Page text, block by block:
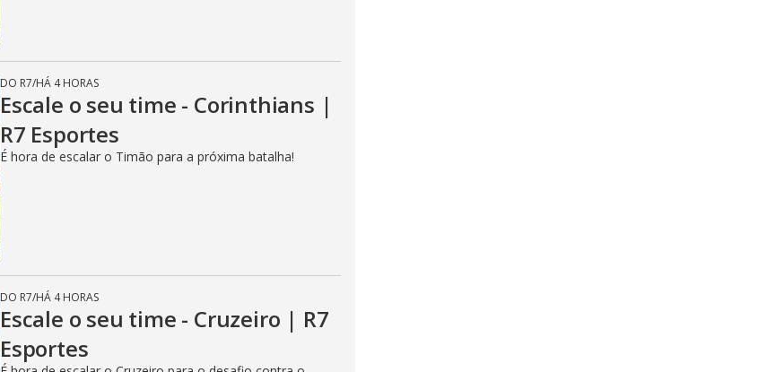
DO R7/HÁ 4 HORAS
Escale o seu time - Corinthians |
R7 Esportes
É hora de escalar o Timão para a próxima batalha!
DO R7/HÁ 4 HORAS
Escale o seu time - Cruzeiro | R7
Esportes